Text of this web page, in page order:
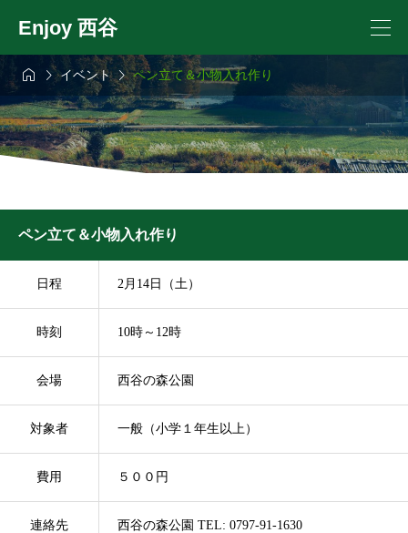
Enjoy 西谷
 イベントペン立て＆小物入れ作り
ペン立て＆小物入れ作り
日程 2月14日（土）
時刻 10時～12時
会場 西谷の森公園
対象者 一般（小学１年生以上）
費用 ５００円
連絡先 西谷の森公園 TEL: 0797-91-1630